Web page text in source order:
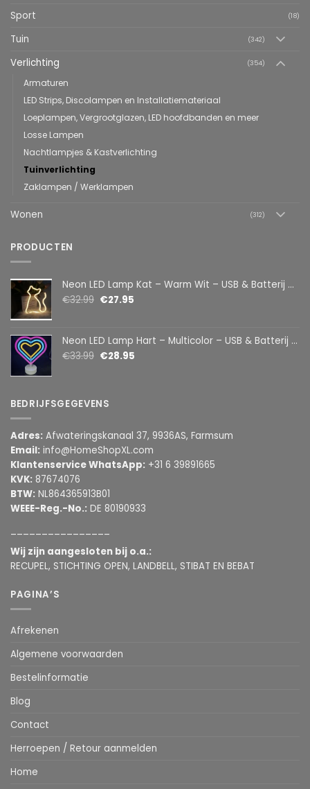
Sport (18)
Tuin (342)
Verlichting (354)
Armaturen
LED Strips, Discolampen en Installatiemateriaal
Loeplampen, Vergrootglazen, LED hoofdbanden en meer
Losse Lampen
Nachtlampjes & Kastverlichting
Tuinverlichting
Zaklampen / Werklampen
Wonen (312)
PRODUCTEN
Neon LED Lamp Kat – Warm Wit – USB & Batterij – Decoratieve Tafellamp voor Kinderkamer – 28,5 x 24,5 cm
€32.99 €27.95
Neon LED Lamp Hart – Multicolor – USB & Batterij – Hartvormige Sfeerlamp – Kinderkamer & Slaapkamer – 25,2 x 23 cm
€33.99 €28.95
BEDRIJFSGEGEVENS
Adres: Afwateringskanaal 37, 9936AS, Farmsum
Email: info@HomeShopXL.com
Klantenservice WhatsApp: +31 6 39891665
KVK: 87674076
BTW: NL864365913B01
WEEE-Reg.-No.: DE 80190933
Wij zijn aangesloten bij o.a.:
RECUPEL, STICHTING OPEN, LANDBELL, STIBAT EN BEBAT
PAGINA’S
Afrekenen
Algemene voorwaarden
Bestelinformatie
Blog
Contact
Herroepen / Retour aanmelden
Home